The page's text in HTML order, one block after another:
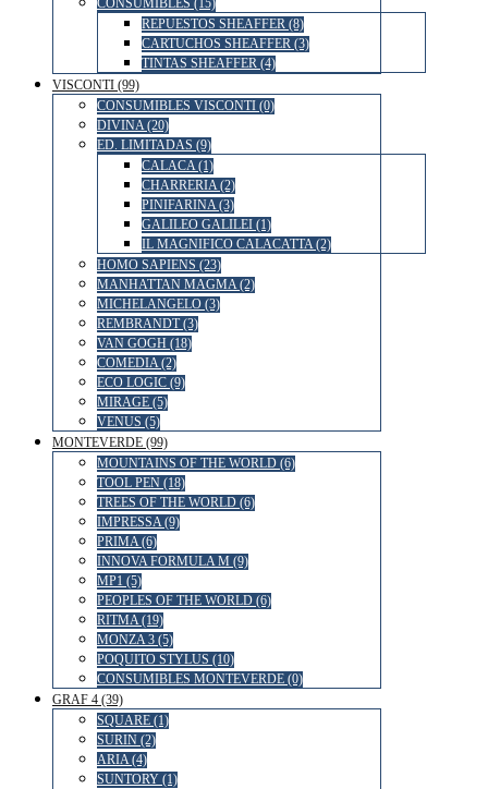
REPUESTOS SHEAFFER (8)
CARTUCHOS SHEAFFER (3)
TINTAS SHEAFFER (4)
VISCONTI (99)
CONSUMIBLES VISCONTI (0)
DIVINA (20)
ED. LIMITADAS (9)
CALACA (1)
CHARRERIA (2)
PINIFARINA (3)
GALILEO GALILEI (1)
IL MAGNIFICO CALACATTA (2)
HOMO SAPIENS (23)
MANHATTAN MAGMA (2)
MICHELANGELO (3)
REMBRANDT (3)
VAN GOGH (18)
COMEDIA (2)
ECO LOGIC (9)
MIRAGE (5)
VENUS (5)
MONTEVERDE (99)
MOUNTAINS OF THE WORLD (6)
TOOL PEN (18)
TREES OF THE WORLD (6)
IMPRESSA (9)
PRIMA (6)
INNOVA FORMULA M (9)
MP1 (5)
PEOPLES OF THE WORLD (6)
RITMA (19)
MONZA 3 (5)
POQUITO STYLUS (10)
CONSUMIBLES MONTEVERDE (0)
GRAF 4 (39)
SQUARE (1)
SURIN (2)
ARIA (4)
SUNTORY (1)